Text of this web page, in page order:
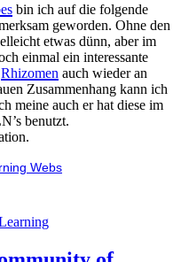
bin ich auf die folgende
geworden. Ohne den
etwas dünn, aber im
einmal ein interessante
Rhizomen auch wieder an
Zusammenhang kann ich
meine auch er hat diese im
benutzt.
Webs